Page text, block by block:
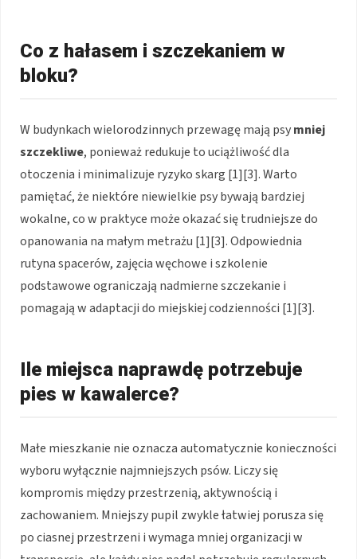
Co z hałasem i szczekaniem w
bloku?
W budynkach wielorodzinnych przewagę mają psymniej
szczekliwe, ponieważ redukuje to uciążliwość dla
otoczenia i minimalizuje ryzyko skarg [1][3]. Warto
pamiętać, że niektóre niewielkie psy bywają bardziej
wokalne, co w praktyce może okazać się trudniejsze do
opanowania na małym metrażu [1][3]. Odpowiednia
rutyna spacerów, zajęcia węchowe i szkolenie
podstawowe ograniczają nadmierne szczekanie i
pomagają w adaptacji do miejskiej codzienności [1][3].
Ile miejsca naprawdę potrzebuje
pies w kawalerce?
Małe mieszkanie nie oznacza automatycznie konieczności
wyboru wyłącznie najmniejszych psów. Liczy się
kompromis między przestrzenią, aktywnością i
zachowaniem. Mniejszy pupil zwykle łatwiej porusza się
po ciasnej przestrzeni i wymaga mniej organizacji w